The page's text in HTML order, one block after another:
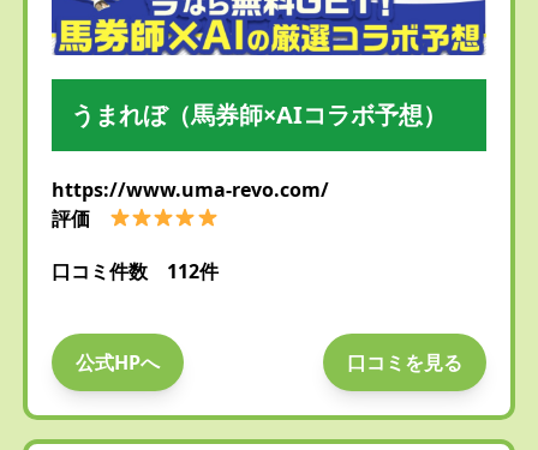
うまれぼ（馬券師×AIコラボ予想）
https://www.uma-revo.com/
評価
口コミ件数 112件
公式HPへ 口コミを見る